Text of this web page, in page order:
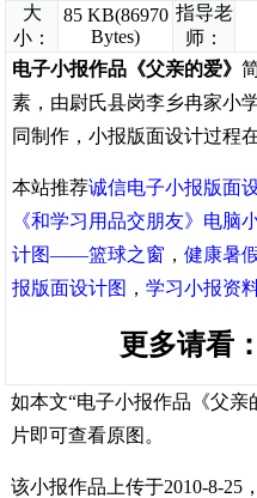
大
小：
85 KB(86970
Bytes)
指导老
师：
电子小报作品《父亲的爱》
素，由尉氏县岗李乡冉家小
同制作，小报版面设计过程
本站推荐诚信电子小报版面
《和学习用品交朋友》电脑
计图——篮球之窗 ，健康暑
报版面设计图 ，学习小报资
更多请看：
如本文“电子小报作品《父亲
片即可查看原图。
该小报作品上传于2010-8-25